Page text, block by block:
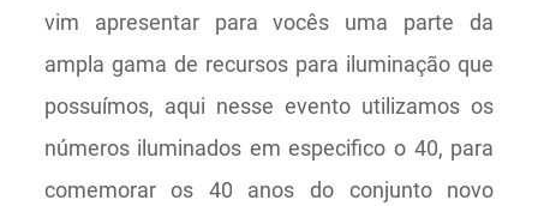
vim apresentar para vocês uma parte da
ampla gama de recursos para iluminação que
possuímos, aqui nesse evento utilizamos os
números iluminados em especifico o 40, para
comemorar os 40 anos do conjunto novo